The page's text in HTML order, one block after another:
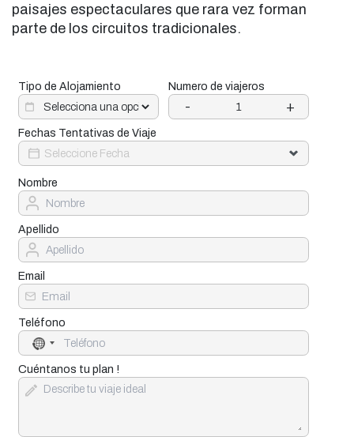
paisajes espectaculares que rara vez forman
parte de los circuitos tradicionales.
Tipo de Alojamiento Numero de viajeros
- +
Fechas Tentativas de Viaje
Nombre
Apellido
Email
Teléfono
No
country
selected
Cuéntanos tu plan !